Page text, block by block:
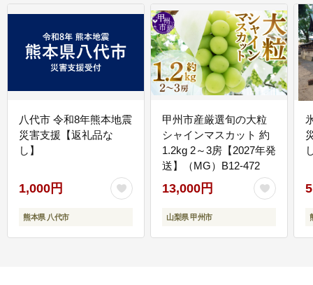
八代市 令和8年熊本地震
災害支援【返礼品な
し】
1,000円
熊本県 八代市
甲州市産厳選旬の大粒
シャインマスカット 約
1.2kg 2～3房【2027年発
送】（MG）B12-472
13,000円
山梨県 甲州市